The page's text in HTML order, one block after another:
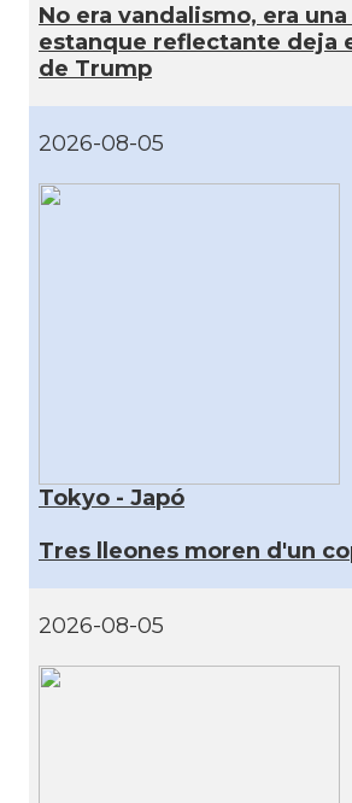
No era vandalismo, era
estanque reflectante deja
de Trump
2026-08-05
Tokyo - Japó
Tres lleones moren d'un
2026-08-05